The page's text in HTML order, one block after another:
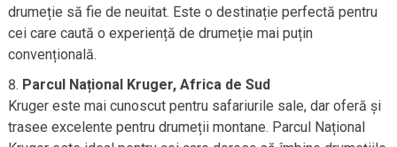
drumeție să fie de neuitat. Este o destinație perfectă pentru
cei care caută o experiență de drumeție mai puțin
convențională.
Parcul Național Kruger, Africa de Sud
Kruger este mai cunoscut pentru safariurile sale, dar oferă și
trasee excelente pentru drumeții montane. Parcul Național